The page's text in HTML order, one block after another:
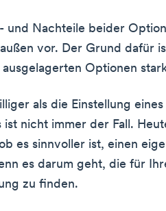
und Nachteile beider
vor. Der Grund dafür
Optionen
als die Einstellung
ist nicht immer der Fall.
es sinnvoller ist, einen
es darum geht, die für
zu finden.